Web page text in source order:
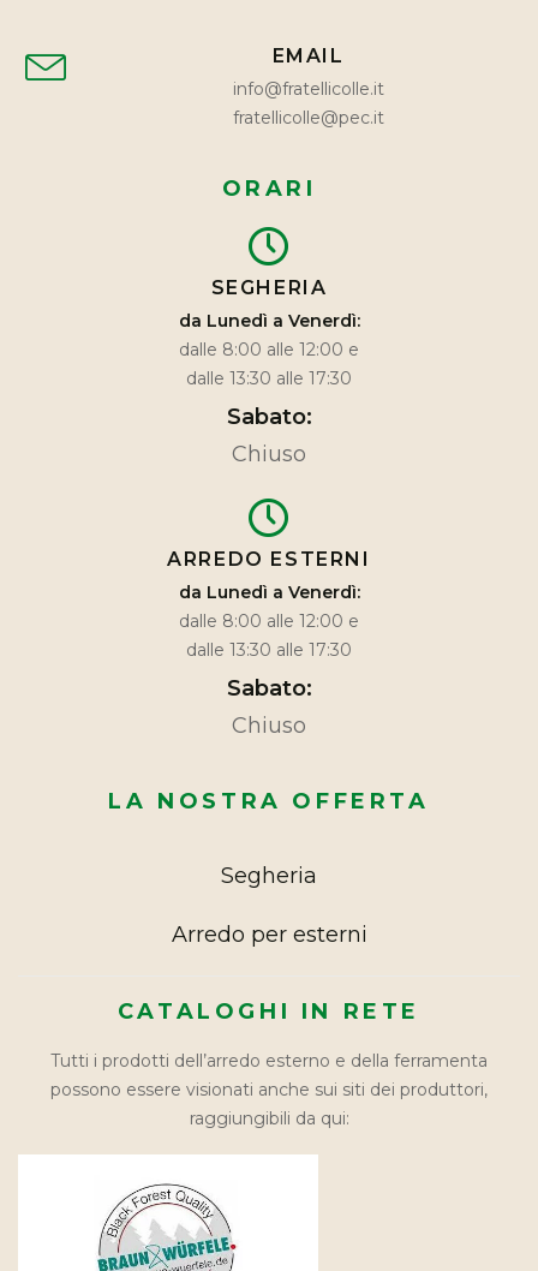
EMAIL
info@fratellicolle.it
fratellicolle@pec.it
ORARI
SEGHERIA
da Lunedì a Venerdì:
dalle 8:00 alle 12:00 e
dalle 13:30 alle 17:30
Sabato:
Chiuso
ARREDO ESTERNI
da Lunedì a Venerdì:
dalle 8:00 alle 12:00 e
dalle 13:30 alle 17:30
Sabato:
Chiuso
LA NOSTRA OFFERTA
Segheria
Arredo per esterni
CATALOGHI IN RETE
Tutti i prodotti dell’arredo esterno e della ferramenta
possono essere visionati anche sui siti dei produttori,
raggiungibili da qui: